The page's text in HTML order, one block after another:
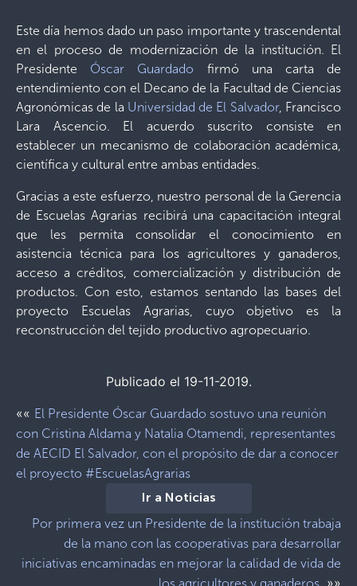
Este día hemos dado un paso importante y trascendental
en el proceso de modernización de la institución. El
Presidente Óscar Guardado firmó una carta de
entendimiento con el Decano de la Facultad de Ciencias
Agronómicas de la Universidad de El Salvador, Francisco
Lara Ascencio. El acuerdo suscrito consiste en
establecer un mecanismo de colaboración académica,
científica y cultural entre ambas entidades.
Gracias a este esfuerzo, nuestro personal de la Gerencia
de Escuelas Agrarias recibirá una capacitación integral
que les permita consolidar el conocimiento en
asistencia técnica para los agricultores y ganaderos,
acceso a créditos, comercialización y distribución de
productos. Con esto, estamos sentando las bases del
proyecto Escuelas Agrarias, cuyo objetivo es la
reconstrucción del tejido productivo agropecuario.
Publicado el 19-11-2019.
«« El Presidente Óscar Guardado sostuvo una reunión
con Cristina Aldama y Natalia Otamendi, representantes
de AECID El Salvador, con el propósito de dar a conocer
el proyecto #EscuelasAgrarias
Ir a Noticias
Por primera vez un Presidente de la institución trabaja
de la mano con las cooperativas para desarrollar
iniciativas encaminadas en mejorar la calidad de vida de
»»